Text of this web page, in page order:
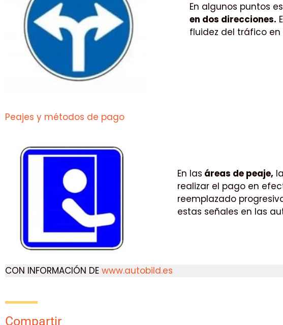
En algunos puntos
en dos direcciones.
fluidez del tráfico
Peajes y métodos de pago
En las áreas de peaje, la
realizar el pago en
reemplazado
estas señales en las
CON INFORMACIÓN DE www.autobild.es
Compartir